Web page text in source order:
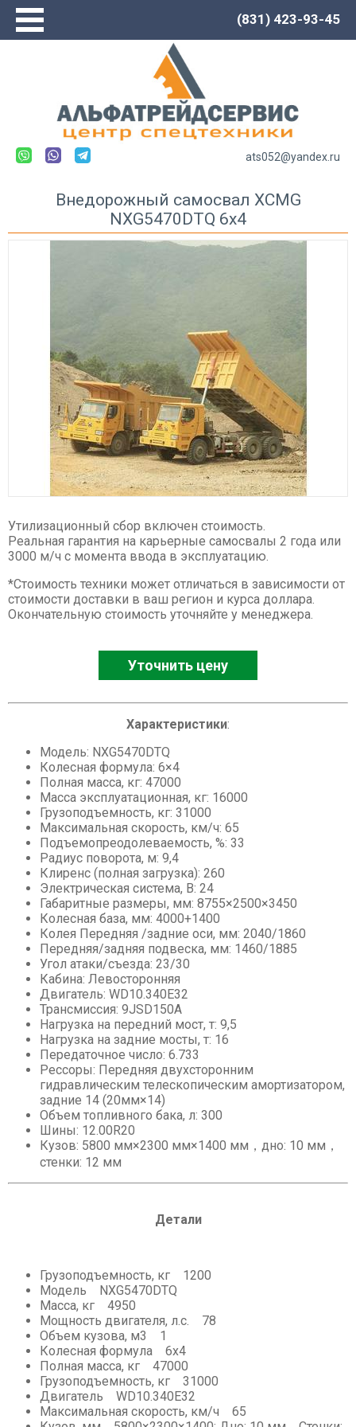
(831) 423-93-45
Сервис
Каталог
Новости
Спецтехника LOVOL
Экскаваторы-погрузчики
Спецтехника XCMG
Буровые установки
Карьерные самосвалы
Ресайклеры
Дорожные фрезы
Автогрейдеры
Асфальтоукладчики
Телескопические погрузчики
Катки
Фронтальные погрузчики
Экскаваторы
Гусеничные краны
Ножничные подъемники
Комбайны
Асфальтовые, бетонные заводы
Мини-погрузчики
ats052@yandex.ru
Внедорожный самосвал XCMG
NXG5470DTQ 6х4
Утилизационный сбор включен стоимость.
Реальная гарантия на карьерные самосвалы 2 года или
3000 м/ч с момента ввода в эксплуатацию.
*Стоимость техники может отличаться в зависимости от
стоимости доставки в ваш регион и курса доллара.
Окончательную стоимость уточняйте у менеджера.
Уточнить цену
Характеристики:
Модель: NXG5470DTQ
Колесная формула: 6×4
Полная масса, кг: 47000
Масса эксплуатационная, кг: 16000
Грузоподъемность, кг: 31000
Максимальная скорость, км/ч: 65
Подъемопреодолеваемость, %: 33
Радиус поворота, м: 9,4
Клиренс (полная загрузка): 260
Электрическая система, В: 24
Габаритные размеры, мм: 8755×2500×3450
Колесная база, мм: 4000+1400
Колея Передняя /задние оси, мм: 2040/1860
Передняя/задняя подвеска, мм: 1460/1885
Угол атаки/съезда: 23/30
Кабина: Левосторонняя
Двигатель: WD10.340E32
Трансмиссия: 9JSD150A
Нагрузка на передний мост, т: 9,5
Нагрузка на задние мосты, т: 16
Передаточное число: 6.733
Рессоры: Передняя двухсторонним
гидравлическим телескопическим амортизатором,
задние 14 (20мм×14)
Объем топливного бака, л: 300
Шины: 12.00R20
Кузов: 5800 мм×2300 мм×1400 мм，дно: 10 мм，
стенки: 12 мм
Детали
Грузоподъемность, кг 1200
Модель NXG5470DTQ
Масса, кг 4950
Мощность двигателя, л.с. 78
Объем кузова, м3 1
Колесная формула 6х4
Полная масса, кг 47000
Грузоподъемность, кг 31000
Двигатель WD10.340E32
Максимальная скорость, км/ч 65